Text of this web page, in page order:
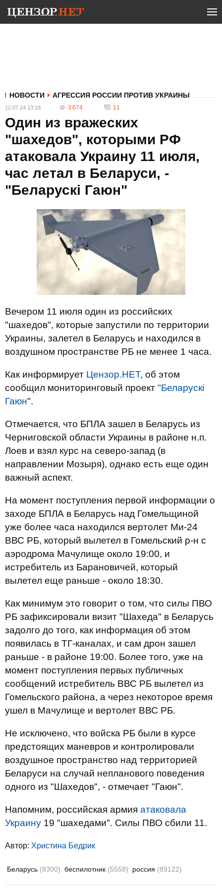
НОВОСТИ АГРЕССИЯ РОССИИ ПРОТИВ УКРАИНЫ
12.07.24 13:19 3 674 11
Один из вражеских
"шахедов", которыми РФ
атаковала Украину 11 июля,
час летал в Беларуси, -
"Беларускі Гаюн"
Вечером 11 июля один из российских
"шахедов", которые запустили по территории
Украины, залетел в Беларусь и находился в
воздушном пространстве РБ не менее 1 часа.
Как информирует Цензор.НЕТ, об этом
сообщил мониторинговый проект "Беларускі
Гаюн".
Отмечается, что БПЛА зашел в Беларусь из
Черниговской области Украины в районе н.п.
Лоев и взял курс на северо-запад (в
направлении Мозыря), однако есть еще один
важный аспект.
На момент поступления первой информации о
заходе БПЛА в Беларусь над Гомельщиной
уже более часа находился вертолет Ми-24
ВВС РБ, который вылетел в Гомельский р-н с
аэродрома Мачулище около 19:00, и
истребитель из Барановичей, который
вылетел еще раньше - около 18:30.
Как минимум это говорит о том, что силы ПВО
РБ зафиксировали визит "Шахеда" в Беларусь
задолго до того, как информация об этом
появилась в ТГ-каналах, и сам дрон зашел
раньше - в районе 19:00. Более того, уже на
момент поступления первых публичных
сообщений истребитель ВВС РБ вылетел из
Гомельского района, а через некоторое время
ушел в Мачулище и вертолет ВВС РБ.
Не исключено, что войска РБ были в курсе
предстоящих маневров и контролировали
воздушное пространство над территорией
Беларуси на случай непланового поведения
одного из "Шахедов", - отмечает "Гаюн".
Напомним, российская армия атаковала
Украину 19 "шахедами". Силы ПВО сбили 11.
Автор: Христина Бедрик
Беларусь (8300) беспилотник (5558) россия (89122)